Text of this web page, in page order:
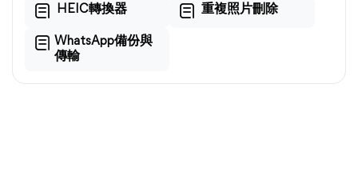
HEIC轉換器 重複照片刪除
WhatsApp備份與
傳輸